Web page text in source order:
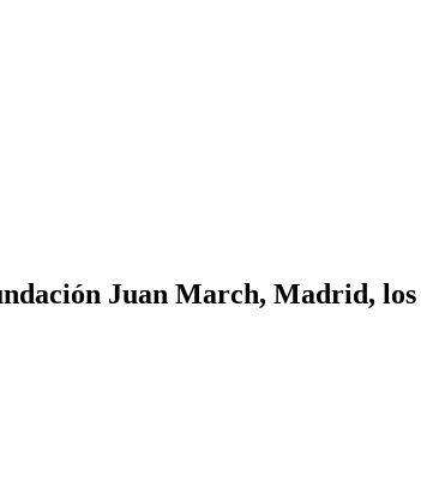
Juan March, Madrid, los